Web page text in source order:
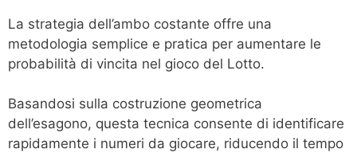
La strategia dell’ambo costante offre una
metodologia semplice e pratica per aumentare le
probabilità di vincita nel gioco del Lotto.
Basandosi sulla costruzione geometrica
dell’esagono, questa tecnica consente di identificare
rapidamente i numeri da giocare, riducendo il tempo